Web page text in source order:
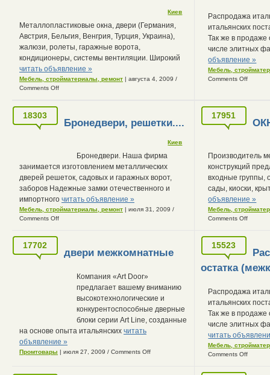
Киев
Металлопластиковые окна, двери (Германия,
Австрия, Бельгия, Венгрия, Турция, Украина),
жалюзи, ролеты, гаражные ворота,
кондиционеры, системы вентиляции. Широкий
читать объявление »
Мебель, стройматериалы, ремонт | августа 4, 2009 /
Comments Off
Распродажа
итальянских
Так же в
числе элитных
объявление »
Мебель,
Comments Off
18303
Бронедвери, решетки....
Киев
Бронедвери. Наша фирма
занимается изготовлением металлических
дверей решеток, садовых и гаражных ворот,
заборов Надежные замки отечественного и
импортного читать объявление »
Мебель, стройматериалы, ремонт | июля 31, 2009 /
Comments Off
17951
Производитель
конструкций
входные группы,
сады, киоски,
объявление »
Мебель,
Comments Off
17702
двери межкомнатные
Компания «Art Door»
предлагает вашему вниманию
высокотехнологические и
конкурентоспособные дверные
блоки серии Art Line, созданные
на основе опыта итальянских читать
объявление »
Промтовары | июля 27, 2009 / Comments Off
15523
остатка
Распродажа
итальянских
Так же в
числе элитных
читать
Мебель,
Comments Off